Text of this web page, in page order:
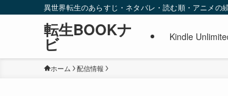
異世界転生のあらすじ・ネタバレ・読む順・アニメの
転生BOOKナ
ビ Kindle
ホーム 配信情報